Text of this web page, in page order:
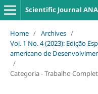
Scientific Journal
Home / Archives /
Vol. 1 No. 4 (2023): Edição
americano de
/
Categoria - Trabalho